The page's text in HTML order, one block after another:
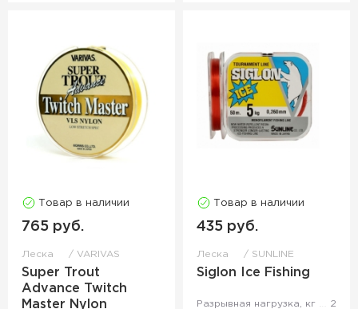
Товар в наличии
765 руб.
Леска VARIVAS
Super Trout
Advance Twitch
Master Nylon
Товар в наличии
435 руб.
Леска SUNLINE
Siglon Ice Fishing
Разрывная нагрузка, кг 2